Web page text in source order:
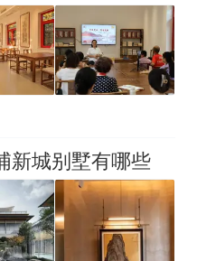
“跟我回家”改写了
新城别墅有哪些